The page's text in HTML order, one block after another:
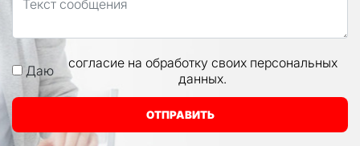
Даю
согласие на обработку своих персональных
данных.
ОТПРАВИТЬ